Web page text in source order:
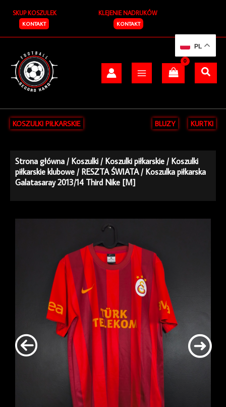
treści
SKUP KOSZULEK
KONTAKT
KLEJENIE NADRUKÓW
KONTAKT
KOSZULKI PIŁKARSKIE BLUZY KURTKI
Strona główna /Koszulki /Koszulki piłkarskie /Koszulki
piłkarskie klubowe /RESZTA ŚWIATA/ Koszulka piłkarska
Galatasaray 2013/14 Third Nike [M]
PL